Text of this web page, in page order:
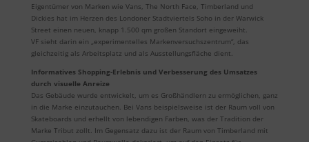
Eigentümer von Marken wie Vans, The North Face, Timberland und
Dickies hat im Herzen des Londoner Stadtviertels Soho in der Warwick
Street einen neuen, knapp 1.500 qm großen Standort eingeweiht.
VF sieht darin ein „experimentelles Markenversuchszentrum“, das
gleichzeitig als Arbeitsplatz und als Ausstellungsfläche dient.
Informatives Shopping-Erlebnis und Verbesserung des Umsatzes
durch visuelle Anreize
Das Gebäude wurde entwickelt, um es Großhändlern zu ermöglichen, ganz
in die Marke einzutauchen. Bei Vans beispielsweise ist der Raum voll von
Skateboards und erhellt von lebendigen Farben, was der Tradition der
Marke Tribut zollt. Im Gegensatz dazu ist der Raum von Timberland mit